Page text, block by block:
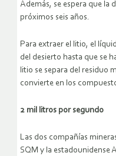
Además, se espera que la
próximos seis años.
Para extraer el litio, el
del desierto hasta que se
litio se separa del residuo
convierte en los
2 mil litros por segundo
Las dos compañías
SQM y la estadounidense